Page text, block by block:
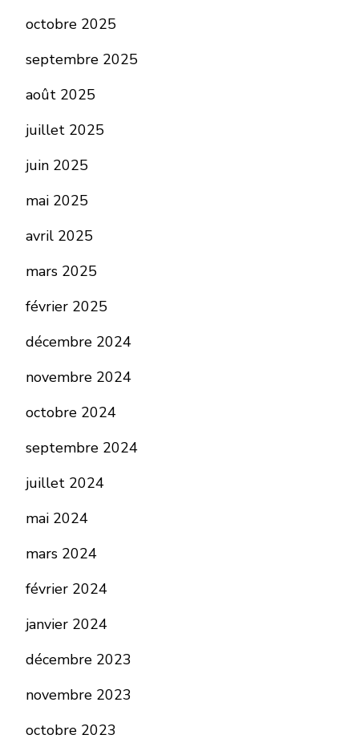
octobre 2025
septembre 2025
août 2025
juillet 2025
juin 2025
mai 2025
avril 2025
mars 2025
février 2025
décembre 2024
novembre 2024
octobre 2024
septembre 2024
juillet 2024
mai 2024
mars 2024
février 2024
janvier 2024
décembre 2023
novembre 2023
octobre 2023